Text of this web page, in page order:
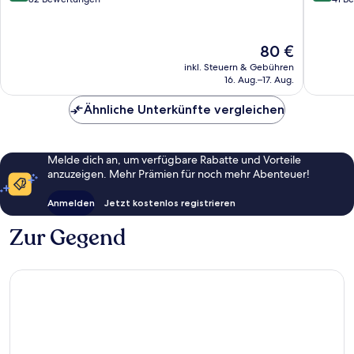
Der
Preis
beträgt
80 €
inkl. Steuern & Gebühren
16. Aug.–17. Aug.
Ähnliche Unterkünfte vergleichen
Melde dich an, um verfügbare Rabatte und Vorteile
anzuzeigen. Mehr Prämien für noch mehr Abenteuer!
Anmelden Jetzt kostenlos registrieren
Zur Gegend